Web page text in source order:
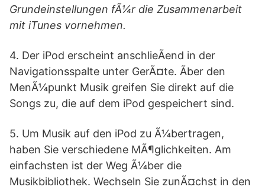
Grundeinstellungen fÃ¼r die Zusammenarbeit
mit iTunes vornehmen.
4. Der iPod erscheint anschlieÃend in der
Navigationsspalte unter GerÃ¤te. Ãber den
MenÃ¼punkt Musik greifen Sie direkt auf die
Songs zu, die auf dem iPod gespeichert sind.
5. Um Musik auf den iPod zu Ã¼bertragen,
haben Sie verschiedene MÃ¶glichkeiten. Am
einfachsten ist der Weg Ã¼ber die
Musikbibliothek. Wechseln Sie zunÃ¤chst in den